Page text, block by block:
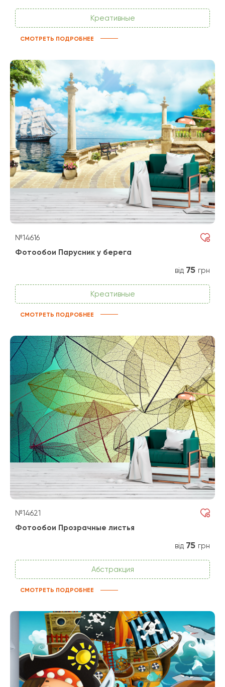
Креативные
СМОТРЕТЬ ПОДРОБНЕЕ
№14616
Фотообои Парусник у берега
від 75 грн
Креативные
СМОТРЕТЬ ПОДРОБНЕЕ
№14621
Фотообои Прозрачные листья
від 75 грн
Абстракция
СМОТРЕТЬ ПОДРОБНЕЕ